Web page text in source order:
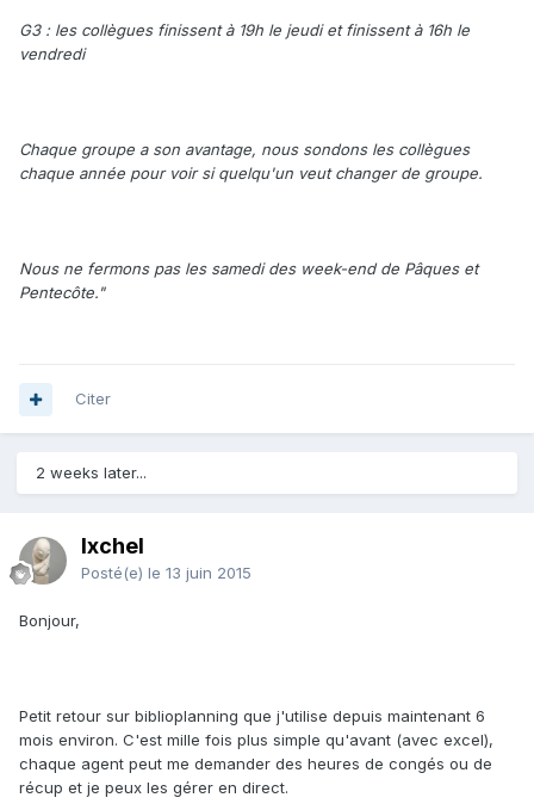
G3 : les collègues finissent à 19h le jeudi et finissent à 16h le
vendredi
Chaque groupe a son avantage, nous sondons les collègues
chaque année pour voir si quelqu'un veut changer de groupe.
Nous ne fermons pas les samedi des week-end de Pâques et
Pentecôte."
Citer
2 weeks later...
Ixchel
Posté(e) le 13 juin 2015
Bonjour,
Petit retour sur biblioplanning que j'utilise depuis maintenant 6
mois environ. C'est mille fois plus simple qu'avant (avec excel),
chaque agent peut me demander des heures de congés ou de
récup et je peux les gérer en direct.